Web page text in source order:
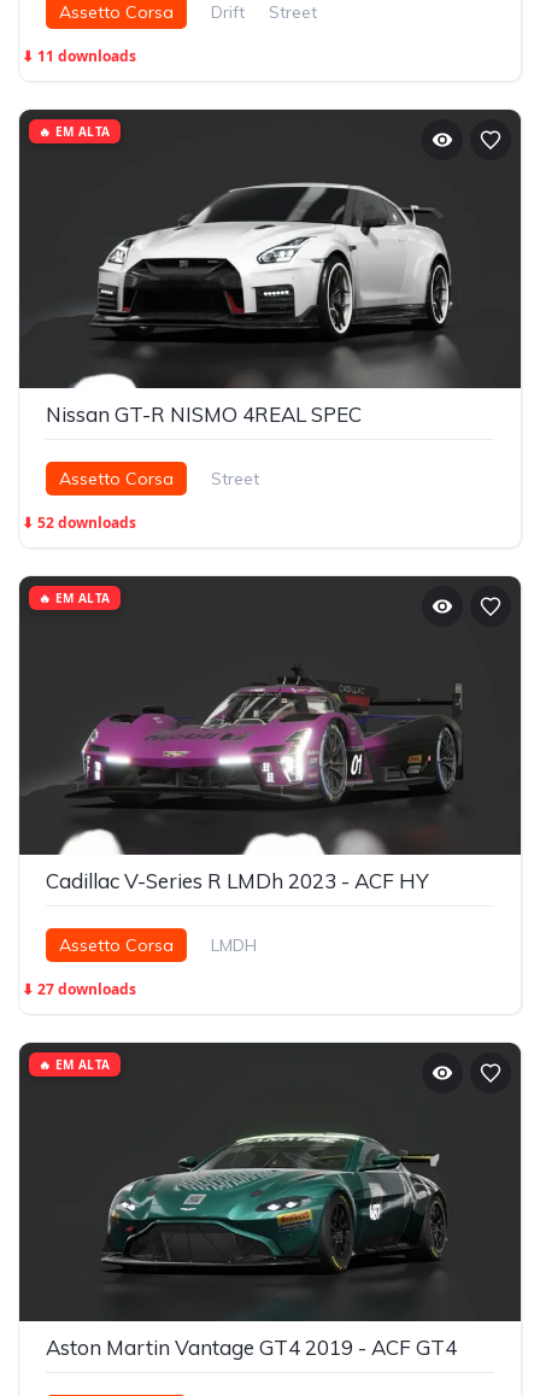
Assetto Corsa Drift Street
⬇ 11 downloads
Nissan GT-R NISMO 4REAL SPEC
Assetto Corsa Street
⬇ 52 downloads
🔥 EM ALTA
Cadillac V-Series R LMDh 2023 - ACF HY
Assetto Corsa LMDH
⬇ 27 downloads
🔥 EM ALTA
Aston Martin Vantage GT4 2019 - ACF GT4
🔥 EM ALTA